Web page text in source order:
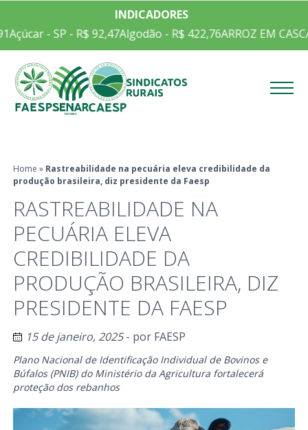
INDICADORES
Açúcar - SP - R$ 92,47Algodão - R$ 422,76ARROZ EM
Home » Rastreabilidade na pecuária eleva credibilidade da
produção brasileira, diz presidente da Faesp
RASTREABILIDADE NA
PECUÁRIA ELEVA
CREDIBILIDADE DA
PRODUÇÃO BRASILEIRA, DIZ
PRESIDENTE DA FAESP
15 de janeiro, 2025- por FAESP
Plano Nacional de Identificação Individual de Bovinos e
Búfalos (PNIB) do Ministério da Agricultura fortalecerá
proteção dos rebanhos